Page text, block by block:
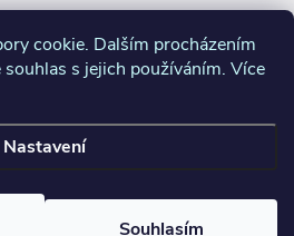
cookie. Dalším procházením
s jejich používáním. Více
Nastavení
Souhlasím
cookies